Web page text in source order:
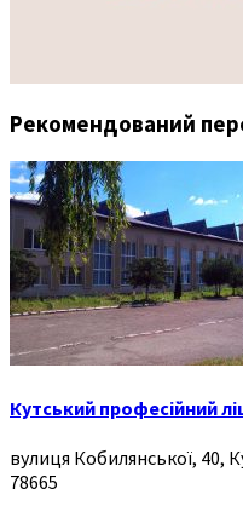
Рекомендований
Кутський професійний
вулиця Кобилянської, 40,
78665